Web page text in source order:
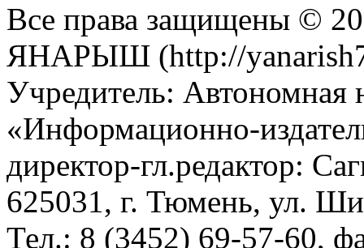
Все права защищены ©
ЯНАРЫШ (http://
Учредитель: Автономная
«Информационно-
директор-гл.редактор:
625031, г. Тюмень, ул.
Тел.: 8 (3452) 69-57-60,